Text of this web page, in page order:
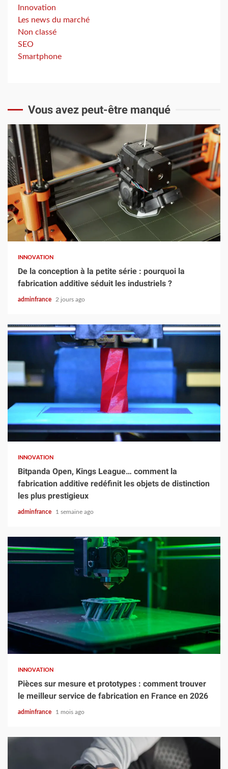
Innovation
Les news du marché
Non classé
SEO
Smartphone
Vous avez peut-être manqué
8 min read
INNOVATION
De la conception à la petite série : pourquoi la
fabrication additive séduit les industriels ?
adminfrance 2 jours ago
3 min read
INNOVATION
Bitpanda Open, Kings League… comment la
fabrication additive redéfinit les objets de distinction
les plus prestigieux
adminfrance 1 semaine ago
5 min read
INNOVATION
Pièces sur mesure et prototypes : comment trouver
le meilleur service de fabrication en France en 2026
adminfrance 1 mois ago